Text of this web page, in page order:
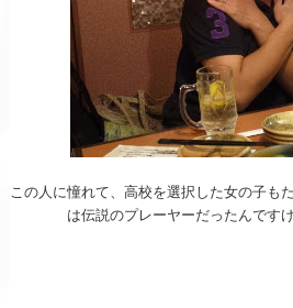
この人に憧れて、高校を選択した女の子も
は伝説のプレーヤーだったんです